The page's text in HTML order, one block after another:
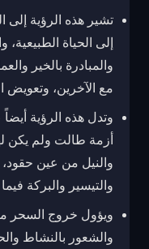
تشير هذه الرؤية
إلى الحياة
والمبادرة بالخير
مع الآخرين، وتعويض
وتدل هذه الرؤية
أزمة طالت ولم يكن
والنيل من عين
والتيسير والبركة
ويؤول خروج السحر
والشعور بالنشاط